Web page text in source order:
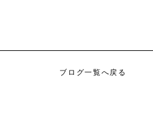
ブログ一覧へ戻る